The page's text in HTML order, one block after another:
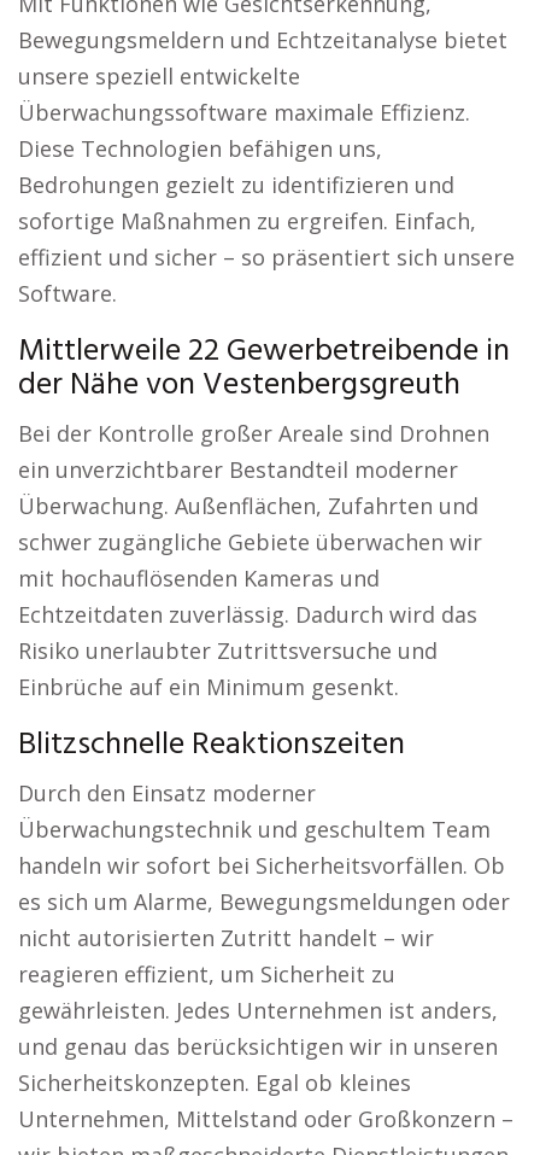
Bewegungsmeldern und Echtzeitanalyse bietet
unsere speziell entwickelte
Überwachungssoftware maximale Effizienz.
Diese Technologien befähigen uns,
Bedrohungen gezielt zu identifizieren und
sofortige Maßnahmen zu ergreifen. Einfach,
effizient und sicher – so präsentiert sich unsere
Software.
Mittlerweile 22 Gewerbetreibende in
der Nähe von Vestenbergsgreuth
Bei der Kontrolle großer Areale sind Drohnen
ein unverzichtbarer Bestandteil moderner
Überwachung. Außenflächen, Zufahrten und
schwer zugängliche Gebiete überwachen wir
mit hochauflösenden Kameras und
Echtzeitdaten zuverlässig. Dadurch wird das
Risiko unerlaubter Zutrittsversuche und
Einbrüche auf ein Minimum gesenkt.
Blitzschnelle Reaktionszeiten
Durch den Einsatz moderner
Überwachungstechnik und geschultem Team
handeln wir sofort bei Sicherheitsvorfällen. Ob
es sich um Alarme, Bewegungsmeldungen oder
nicht autorisierten Zutritt handelt – wir
reagieren effizient, um Sicherheit zu
gewährleisten. Jedes Unternehmen ist anders,
und genau das berücksichtigen wir in unseren
Sicherheitskonzepten. Egal ob kleines
Unternehmen, Mittelstand oder Großkonzern –